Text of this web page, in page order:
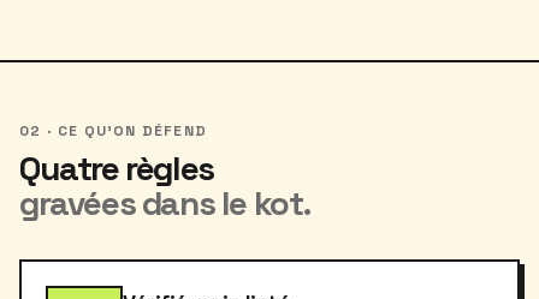
02 · CE QU'ON DÉFEND
Quatre règles
gravées dans le kot.